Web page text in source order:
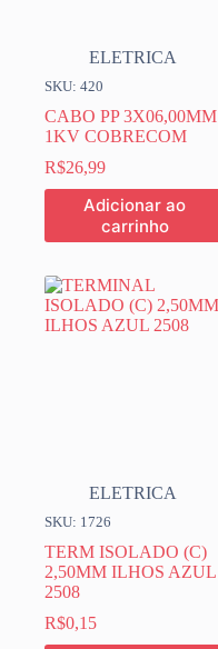
ELETRICA
SKU: 420
CABO PP 3X06,00MM
1KV COBRECOM
R$26,99
Adicionar ao
carrinho
ELETRICA
SKU: 1726
TERM ISOLADO (C)
2,50MM ILHOS AZUL
2508
R$0,15